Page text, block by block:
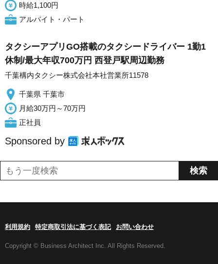
時給1,100円
アルバイト・パート
タクシーアプリGO搭載のタクシードライバー 1勤1
休制/最大年収700万円 西登戸駅周辺勤務
千葉構内タクシー株式会社本社営業所11578
千葉県 千葉市
月給30万円～70万円
正社員
Sponsored by
利用規約 特定商取引法に基づく表記 お問い合わせ
Copyright © Business Architect Inc. All Rights Reserved.